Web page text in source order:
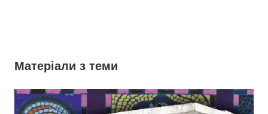
Матеріали з теми